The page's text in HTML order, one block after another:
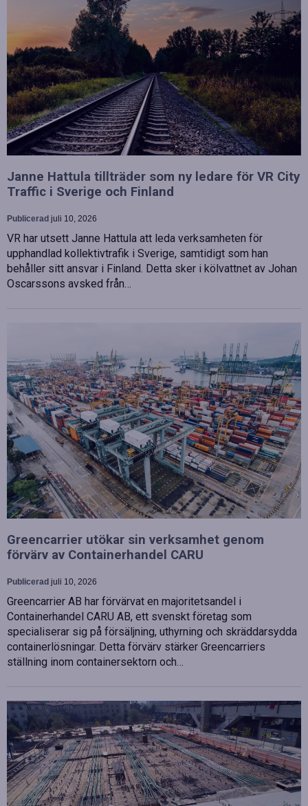
Janne Hattula tillträder som ny ledare för VR City
Traffic i Sverige och Finland
Publicerad juli 10, 2026
VR har utsett Janne Hattula att leda verksamheten för
upphandlad kollektivtrafik i Sverige, samtidigt som han
behåller sitt ansvar i Finland. Detta sker i kölvattnet av Johan
Oscarssons avsked från…
Greencarrier utökar sin verksamhet genom
förvärv av Containerhandel CARU
Publicerad juli 10, 2026
Greencarrier AB har förvärvat en majoritetsandel i
Containerhandel CARU AB, ett svenskt företag som
specialiserar sig på försäljning, uthyrning och skräddarsydda
containerlösningar. Detta förvärv stärker Greencarriers
ställning inom containersektorn och…